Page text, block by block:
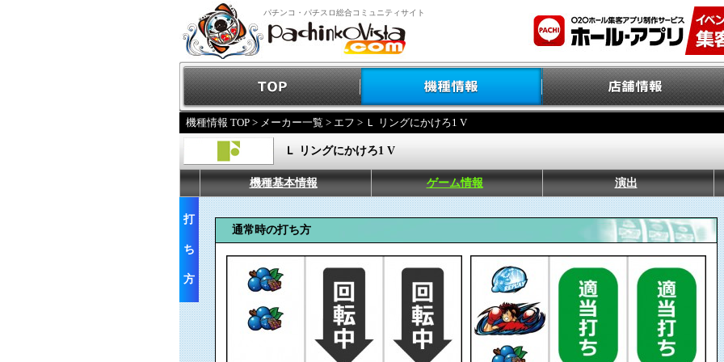
パチンコ・パチスロ総合コミュニティサイト
機種情報 TOP > メーカー一覧 > エフ > Ｌ リングにかけろ1 V
Ｌ リングにかけろ1 V
機種基本情報 ゲーム情報 演出
打
ち
方
通常時の打ち方